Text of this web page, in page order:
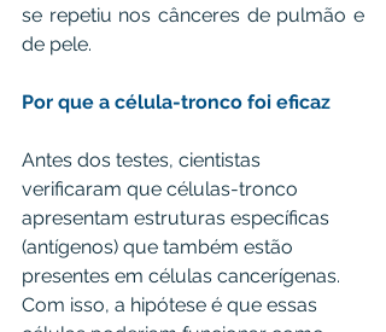
se repetiu nos cânceres de pulmão e
de pele.
Por que a célula-tronco foi eficaz
Antes dos testes, cientistas
verificaram que células-tronco
apresentam estruturas específicas
(antígenos) que também estão
presentes em células cancerígenas.
Com isso, a hipótese é que essas